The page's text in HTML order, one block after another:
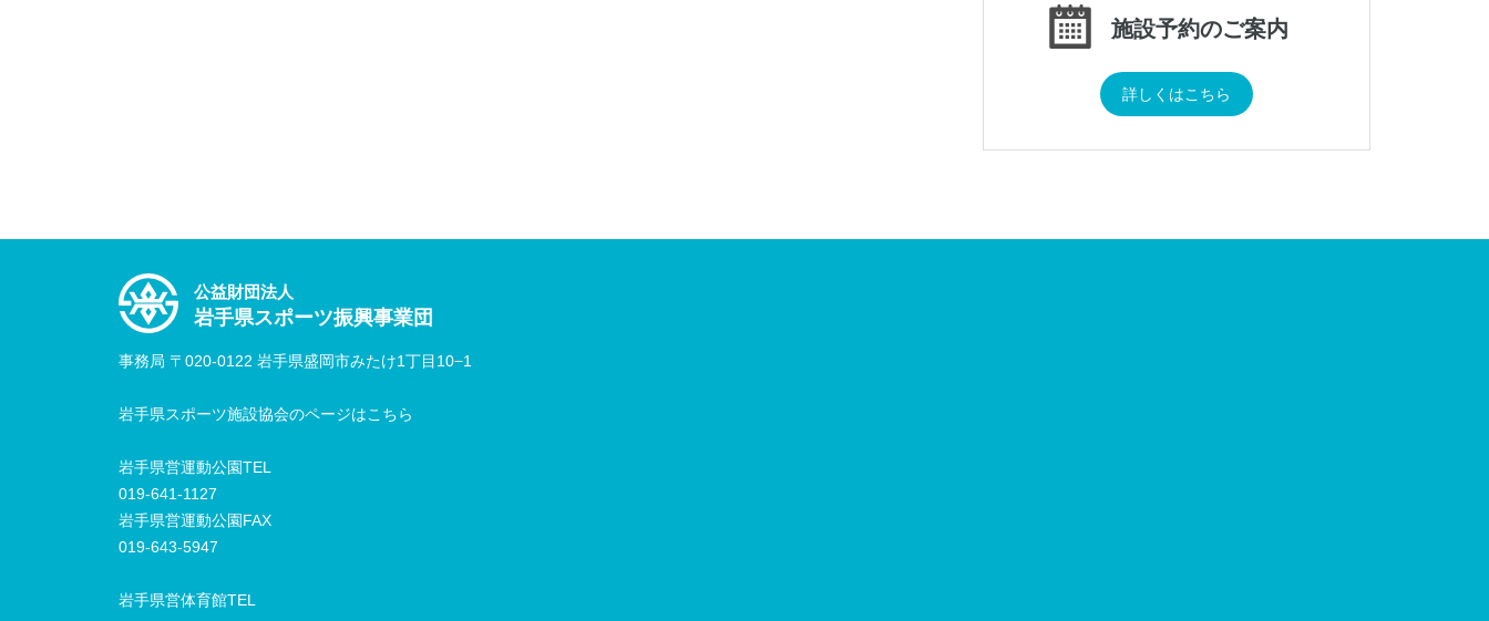
施設予約のご案内
詳しくはこちら
公益財団法人
岩手県スポーツ振興事業団
事務局 〒020-0122 岩手県盛岡市みたけ1丁目10−1
岩手県スポーツ施設協会のページはこちら
岩手県営運動公園TEL
019-641-1127
岩手県営運動公園FAX
019-643-5947
岩手県営体育館TEL